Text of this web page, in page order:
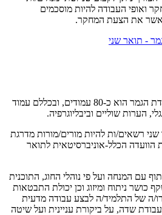
ואופי העבודה להיות מוסכמים
את הצעת המחקר.
- תואר שני
מספר העמודים המקובל לעבודת הגמר הוא כ-80 עמודים, ובכללם עמוד
הערות שוליים וביבליוגרפיה.
רשאים/ות להיות מורים/מורות מדרגת
הכלל-אוניברסיטאית לתואר
עם המנחה ועל פי נוהלי החוג, התוכנית
כושר ניתוח ומיזוג וכן יכולת התבטאות
ה של התלמיד/ה לבצע עבודה מדעית
שדה, על ביקורת עניינית ועל שיטה